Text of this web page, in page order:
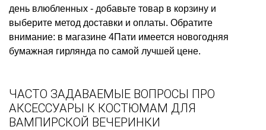
день влюбленных - добавьте товар в корзину и
выберите метод доставки и оплаты. Обратите
внимание: в магазине 4Пати имеется новогодняя
бумажная гирлянда по самой лучшей цене.
ЧАСТО ЗАДАВАЕМЫЕ ВОПРОСЫ ПРО
АКСЕССУАРЫ К КОСТЮМАМ ДЛЯ
ВАМПИРСКОЙ ВЕЧЕРИНКИ